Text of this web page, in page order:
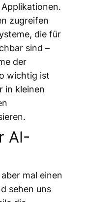
zugreifen
die für
sind –
der
wichtig ist
in kleinen
AI-
mal einen
sehen uns